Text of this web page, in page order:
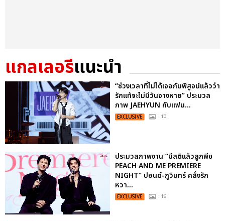
แกลเลอรีแนะนำ
“ช่วงเวลาที่ไม่ได้เจอกันพิสูจน์แล้วว่า
รักแท้จะไม่มีวันจางหาย” ประมวล
ภาพ JAEHYUN กับแฟน...
EXCLUSIVE : 10
ประมวลภาพงาน “มีสติแล้วลูกพีช
PEACH AND ME PREMIERE
NIGHT” ปอนด์-ภูวินทร์ คลั่งรัก
หวา...
EXCLUSIVE : 16